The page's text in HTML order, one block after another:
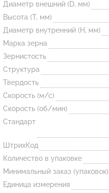
Огнеупорные
изделия
Скачать каталог
Тигель
Муфель
Черпак
Шербер
Трубка
Стержень
Пробка
Подставка
Диаметр внешний (D, мм)
Высота (T, мм)
Диаметр внутренний (H, мм)
Марка зерна
Зернистость
Структура
Твердость
Скорость (м/с)
Скорость (об/мин)
Стандарт
ШтрихКод
Количество в упаковке
Минимальный заказ (упаковок)
Единица измерения